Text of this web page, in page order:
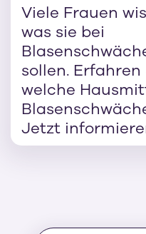
Viele Frauen
was sie bei
sollen. Erfahren
welche
Jetzt